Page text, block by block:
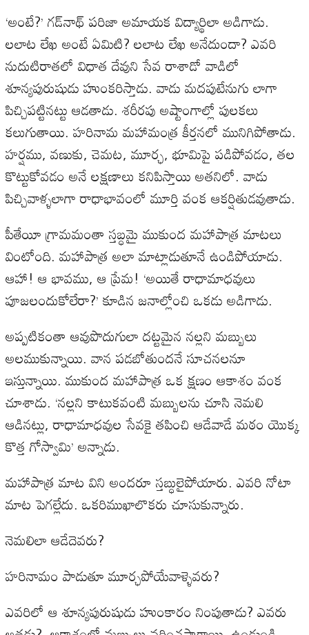
‘అంటే?’ గడ్‌నాథ్ పరిజా అమాయక విద్యార్థిలా అడిగాడు.
లలాట లేఖ అంటే ఏమిటి? లలాట లేఖ అనేదుందా? ఎవరి
నుదుటిరాతలో విధాత దేవుని సేవ రాశాడో వాడిలో
శూన్యపురుషుడు హుంకరిస్తాడు. వాడు మదపుటేనుగు లాగా
పిచ్చిపట్టినట్టు ఆడతాడు. శరీరపు అష్టాంగాల్లో పులకలు
కలుగుతాయి. హరినామ మహామంత్ర కీర్తనలో మునిగిపోతాడు.
హర్షము, వణుకు, చెమట, మూర్ఛ, భూమిపై పడిపోవడం, తల
కొట్టుకోవడం అనే లక్షణాలు కనిపిస్తాయి అతనిలో. వాడు
పిచ్చివాళ్ళలాగా రాధాభావంలో మూర్తి వంక ఆకర్షితుడవుతాడు.
పీతేయీ గ్రామమంతా స్తబ్ధమై ముకుంద మహాపాత్ర మాటలు
వింటోంది. మహాపాత్ర అలా మాట్లాడుతూనే ఉండిపోయాడు.
ఆహా! ఆ భావము, ఆ ప్రేమ! ‘అయితే రాధామాధవులు
పూజలందుకోలేరా?’ కూడిన జనాల్లోంచి ఒకడు అడిగాడు.
అప్పటికంతా ఆవుపొదుగులా దట్టమైన నల్లని మబ్బులు
అలముకున్నాయి. వాన పడబోతుందనే సూచనలనూ
ఇస్తున్నాయి. ముకుంద మహాపాత్ర ఒక క్షణం ఆకాశం వంక
చూశాడు. ‘నల్లని కాటుకవంటి మబ్బులను చూసి నెమలి
ఆడినట్లు, రాధామాధవుల సేవకై తపించి ఆడేవాడే మఠం యొక్క
కొత్త గోస్వామి’ అన్నాడు.
మహాపాత్ర మాట విని అందరూ స్తబ్ధులైపోయారు. ఎవరి నోటా
మాట పెగల్లేదు. ఒకరిముఖాలొకరు చూసుకున్నారు.
నెమలిలా ఆడేదెవరు?
హరినామం పాడుతూ మూర్ఛపోయేవాళ్ళెవరు?
ఎవరిలో ఆ శూన్యపురుషుడు హుంకారం నింపుతాడు? ఎవరు